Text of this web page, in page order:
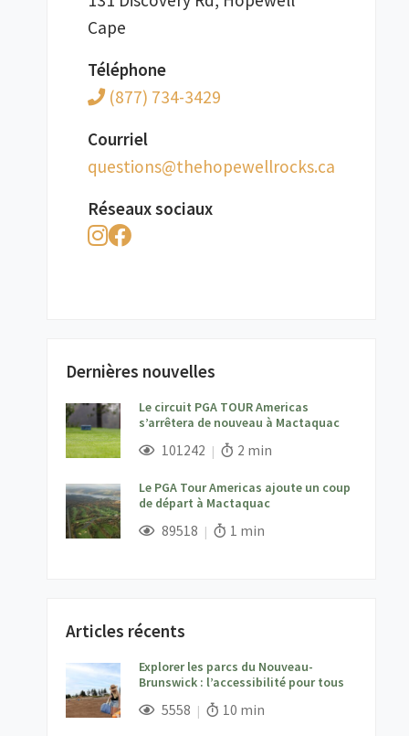
Cape
Téléphone
(877) 734-3429
Courriel
ac.skcorllewepoheht@snoitseuq
Réseaux sociaux
Dernières nouvelles
Le circuit PGA TOUR Americas
s’arrêtera de nouveau à Mactaquac
; 101242Vues; Temps de lecture:
2 min
Le PGA Tour Americas ajoute un coup
de départ à Mactaquac
; 89518Vues; Temps de lecture:
1 min
Articles récents
Explorer les parcs du Nouveau-
Brunswick : l’accessibilité pour tous
; 5558Vues; Temps de lecture:
10 min